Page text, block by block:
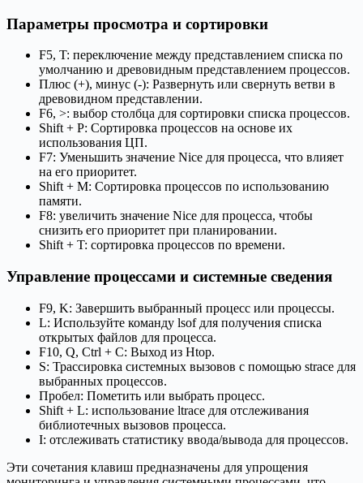
Параметры просмотра и сортировки
F5, T: переключение между представлением списка по
умолчанию и древовидным представлением процессов.
Плюс (+), минус (-): Развернуть или свернуть ветви в
древовидном представлении.
F6, >: выбор столбца для сортировки списка процессов.
Shift + P: Сортировка процессов на основе их
использования ЦП.
F7: Уменьшить значение Nice для процесса, что влияет
на его приоритет.
Shift + M: Сортировка процессов по использованию
памяти.
F8: увеличить значение Nice для процесса, чтобы
снизить его приоритет при планировании.
Shift + T: сортировка процессов по времени.
Управление процессами и системные сведения
F9, K: Завершить выбранный процесс или процессы.
L: Используйте команду lsof для получения списка
открытых файлов для процесса.
F10, Q, Ctrl + C: Выход из Htop.
S: Трассировка системных вызовов с помощью strace для
выбранных процессов.
Пробел: Пометить или выбрать процесс.
Shift + L: использование ltrace для отслеживания
библиотечных вызовов процесса.
I: отслеживать статистику ввода/вывода для процессов.
Эти сочетания клавиш предназначены для упрощения